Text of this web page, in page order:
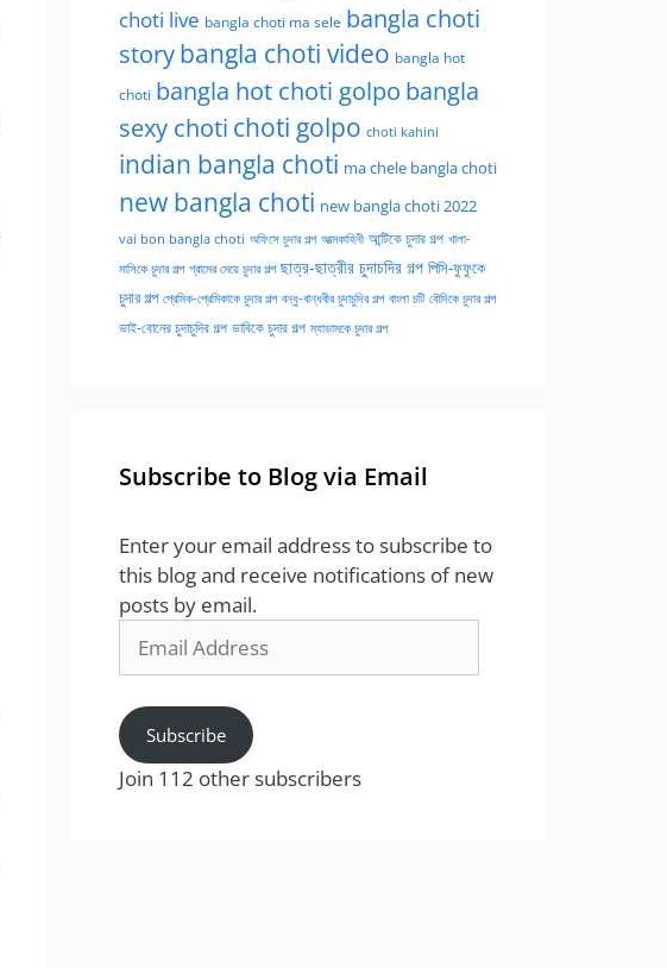
choti live bangla choti ma sele bangla choti
storybangla choti video bangla hot
choti bangla hot choti golpo bangla
sexy choti choti golpo choti kahini
indian bangla choti ma chele bangla choti
new bangla choti new bangla choti 2022
vai bon bangla choti অফিসে চুদার গল্প আত্মকাহিনী আন্টিকে চুদার গল্প খালা-
মাসিকে চুদার গল্প গ্রামের মেয়ে চুদার গল্প ছাত্র-ছাত্রীর চুদাচদির গল্প পিসি-ফুফুকে
চুদার গল্প প্রেমিক-প্রেমিকাকে চুদার গল্প বন্ধু-বান্ধবীর চুদাচুদির গল্প বাংলা চটি বৌদিকে চুদার গল্প
ভাই-বোনের চুদাচুদির গল্প ভাবিকে চুদার গল্প ম্যাডামকে চুদার গল্প
Subscribe to Blog via Email
Enter your email address to subscribe to
this blog and receive notifications of new
posts by email.
Address
Subscribe
Join 112 other subscribers